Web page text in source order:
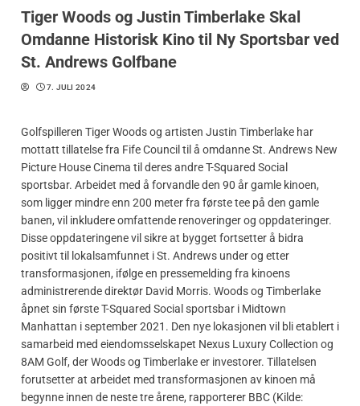
Tiger Woods og Justin Timberlake Skal
Omdanne Historisk Kino til Ny Sportsbar ved
St. Andrews Golfbane
7. JULI 2024
Golfspilleren Tiger Woods og artisten Justin Timberlake har
mottatt tillatelse fra Fife Council til å omdanne St. Andrews New
Picture House Cinema til deres andre T-Squared Social
sportsbar. Arbeidet med å forvandle den 90 år gamle kinoen,
som ligger mindre enn 200 meter fra første tee på den gamle
banen, vil inkludere omfattende renoveringer og oppdateringer.
Disse oppdateringene vil sikre at bygget fortsetter å bidra
positivt til lokalsamfunnet i St. Andrews under og etter
transformasjonen, ifølge en pressemelding fra kinoens
administrerende direktør David Morris. Woods og Timberlake
åpnet sin første T-Squared Social sportsbar i Midtown
Manhattan i september 2021. Den nye lokasjonen vil bli etablert i
samarbeid med eiendomsselskapet Nexus Luxury Collection og
8AM Golf, der Woods og Timberlake er investorer. Tillatelsen
forutsetter at arbeidet med transformasjonen av kinoen må
begynne innen de neste tre årene, rapporterer BBC (Kilde: